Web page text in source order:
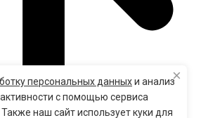
×
персональных данныхи анализ
с помощью сервиса
наш сайт использует куки для